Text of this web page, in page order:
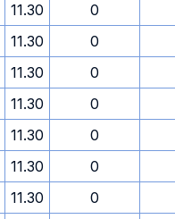
11.30 0
11.30 0
11.30 0
11.30 0
11.30 0
11.30 0
11.30 0